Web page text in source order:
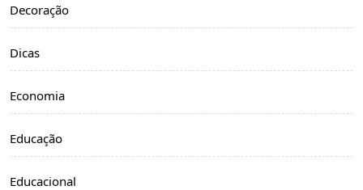
Decoração
Dicas
Economia
Educação
Educacional